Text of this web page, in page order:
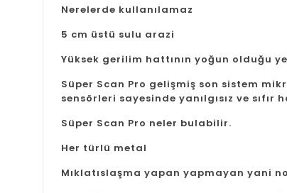
Nerelerde kullanılamaz
5 cm üstü sulu arazi
Yüksek gerilim hattının yoğun olduğu
Süper Scan Pro gelişmiş son sistem
sensörleri sayesinde yanılgısız ve
Süper Scan Pro neler bulabilir.
Her türlü metal
Mıklatıslaşma yapan yapmayan yani